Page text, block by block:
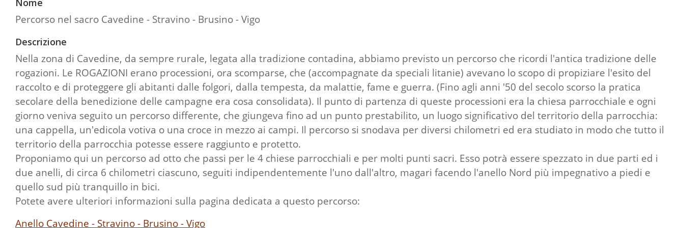
Percorso nel sacro Cavedine - Stravino - Brusino - Vigo
Descrizione
Nella zona di Cavedine, da sempre rurale, legata alla tradizione contadina, abbiamo previsto un percorso che ricordi l'antica tradizione delle
rogazioni. Le ROGAZIONI erano processioni, ora scomparse, che (accompagnate da speciali litanie) avevano lo scopo di propiziare l'esito del
raccolto e di proteggere gli abitanti dalle folgori, dalla tempesta, da malattie, fame e guerra. (Fino agli anni '50 del secolo scorso la pratica
secolare della benedizione delle campagne era cosa consolidata). Il punto di partenza di queste processioni era la chiesa parrocchiale e ogni
giorno veniva seguito un percorso differente, che giungeva fino ad un punto prestabilito, un luogo significativo del territorio della parrocchia:
una cappella, un'edicola votiva o una croce in mezzo ai campi. Il percorso si snodava per diversi chilometri ed era studiato in modo che tutto il
territorio della parrocchia potesse essere raggiunto e protetto.
Proponiamo qui un percorso ad otto che passi per le 4 chiese parrocchiali e per molti punti sacri. Esso potrà essere spezzato in due parti ed i
due anelli, di circa 6 chilometri ciascuno, seguiti indipendentemente l'uno dall'altro, magari facendo l'anello Nord più impegnativo a piedi e
quello sud più tranquillo in bici.
Potete avere ulteriori informazioni sulla pagina dedicata a questo percorso:
Anello Cavedine - Stravino - Brusino - Vigo